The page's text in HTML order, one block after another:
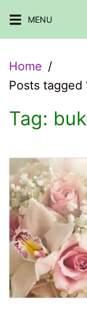
to
MENU
Home
Posts tagged
Tag: